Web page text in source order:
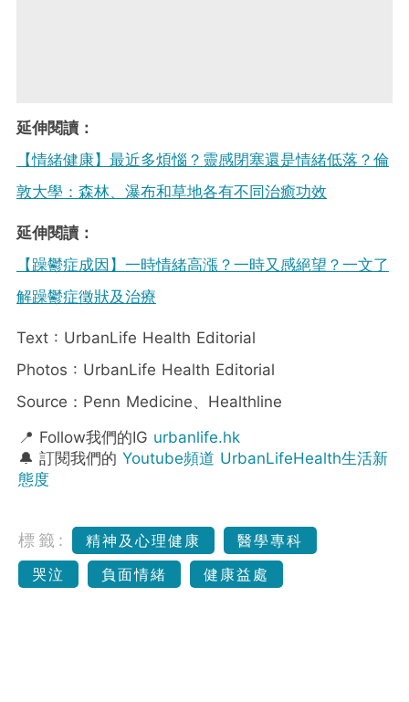
延伸閱讀：
【情緒健康】最近多煩惱？靈感閉塞還是情緒低落？倫
敦大學：森林、瀑布和草地各有不同治癒功效
延伸閱讀：
【躁鬱症成因】一時情緒高漲？一時又感絕望？一文了
解躁鬱症徵狀及治療
Text : UrbanLife Health Editorial
Photos : UrbanLife Health Editorial
Source：Penn Medicine、Healthline
📍 Follow我們的IG urbanlife.hk
🔔 訂閱我們的 Youtube頻道 UrbanLifeHealth生活新
態度
標籤: 精神及心理健康
醫學專科
哭泣
負面情緒 健康益處